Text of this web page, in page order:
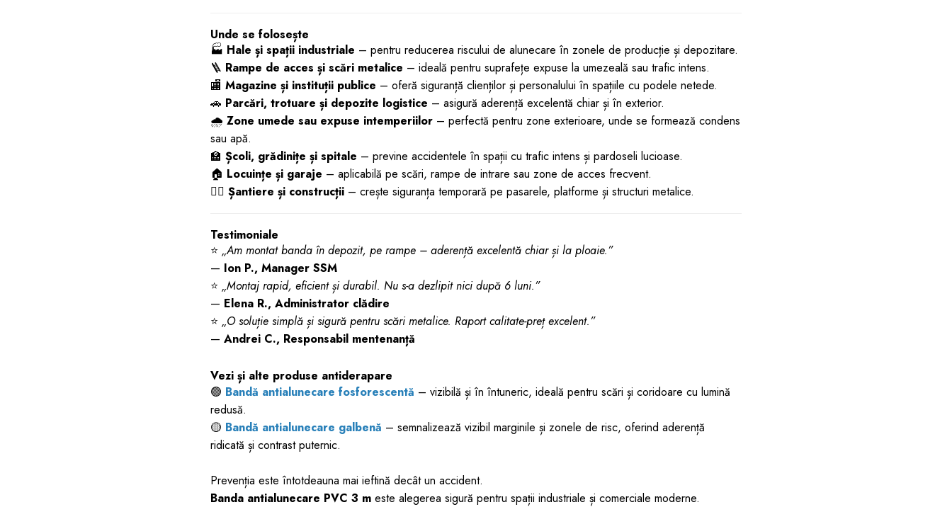
Unde se folosește
🏭 Hale și spații industriale – pentru reducerea riscului de alunecare în zonele de producție și depozitare.
🪜 Rampe de acces și scări metalice – ideală pentru suprafețe expuse la umezeală sau trafic intens.
🏬 Magazine și instituții publice – oferă siguranță clienților și personalului în spațiile cu podele netede.
🚗 Parcări, trotuare și depozite logistice – asigură aderență excelentă chiar și în exterior.
🌧️ Zone umede sau expuse intemperiilor – perfectă pentru zone exterioare, unde se formează condens
sau apă.
🏫 Școli, grădinițe și spitale – previne accidentele în spații cu trafic intens și pardoseli lucioase.
🏠 Locuințe și garaje – aplicabilă pe scări, rampe de intrare sau zone de acces frecvent.
👷‍♂️ Șantiere și construcții – crește siguranța temporară pe pasarele, platforme și structuri metalice.
Testimoniale
⭐ „Am montat banda în depozit, pe rampe – aderență excelentă chiar și la ploaie.”
— Ion P., Manager SSM
⭐ „Montaj rapid, eficient și durabil. Nu s-a dezlipit nici după 6 luni.”
— Elena R., Administrator clădire
⭐ „O soluție simplă și sigură pentru scări metalice. Raport calitate-preț excelent.”
— Andrei C., Responsabil mentenanță
Vezi și alte produse antiderapare
🟢 Bandă antialunecare fosforescentă – vizibilă și în întuneric, ideală pentru scări și coridoare cu lumină
redusă.
🟡 Bandă antialunecare galbenă – semnalizează vizibil marginile și zonele de risc, oferind aderență
ridicată și contrast puternic.
Prevenția este întotdeauna mai ieftină decât un accident.
Banda antialunecare PVC 3 m este alegerea sigură pentru spații industriale și comerciale moderne.